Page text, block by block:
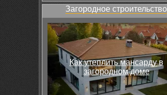
Загородное строительство
Как утеплить мансарду в
загородном доме